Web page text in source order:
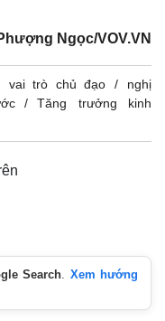
sự - Quốc phòng
tích
Ngọc/VOV.VN
vai trò chủ đạo
nghị
Tăng trưởng kinh
Search
Xem hướng